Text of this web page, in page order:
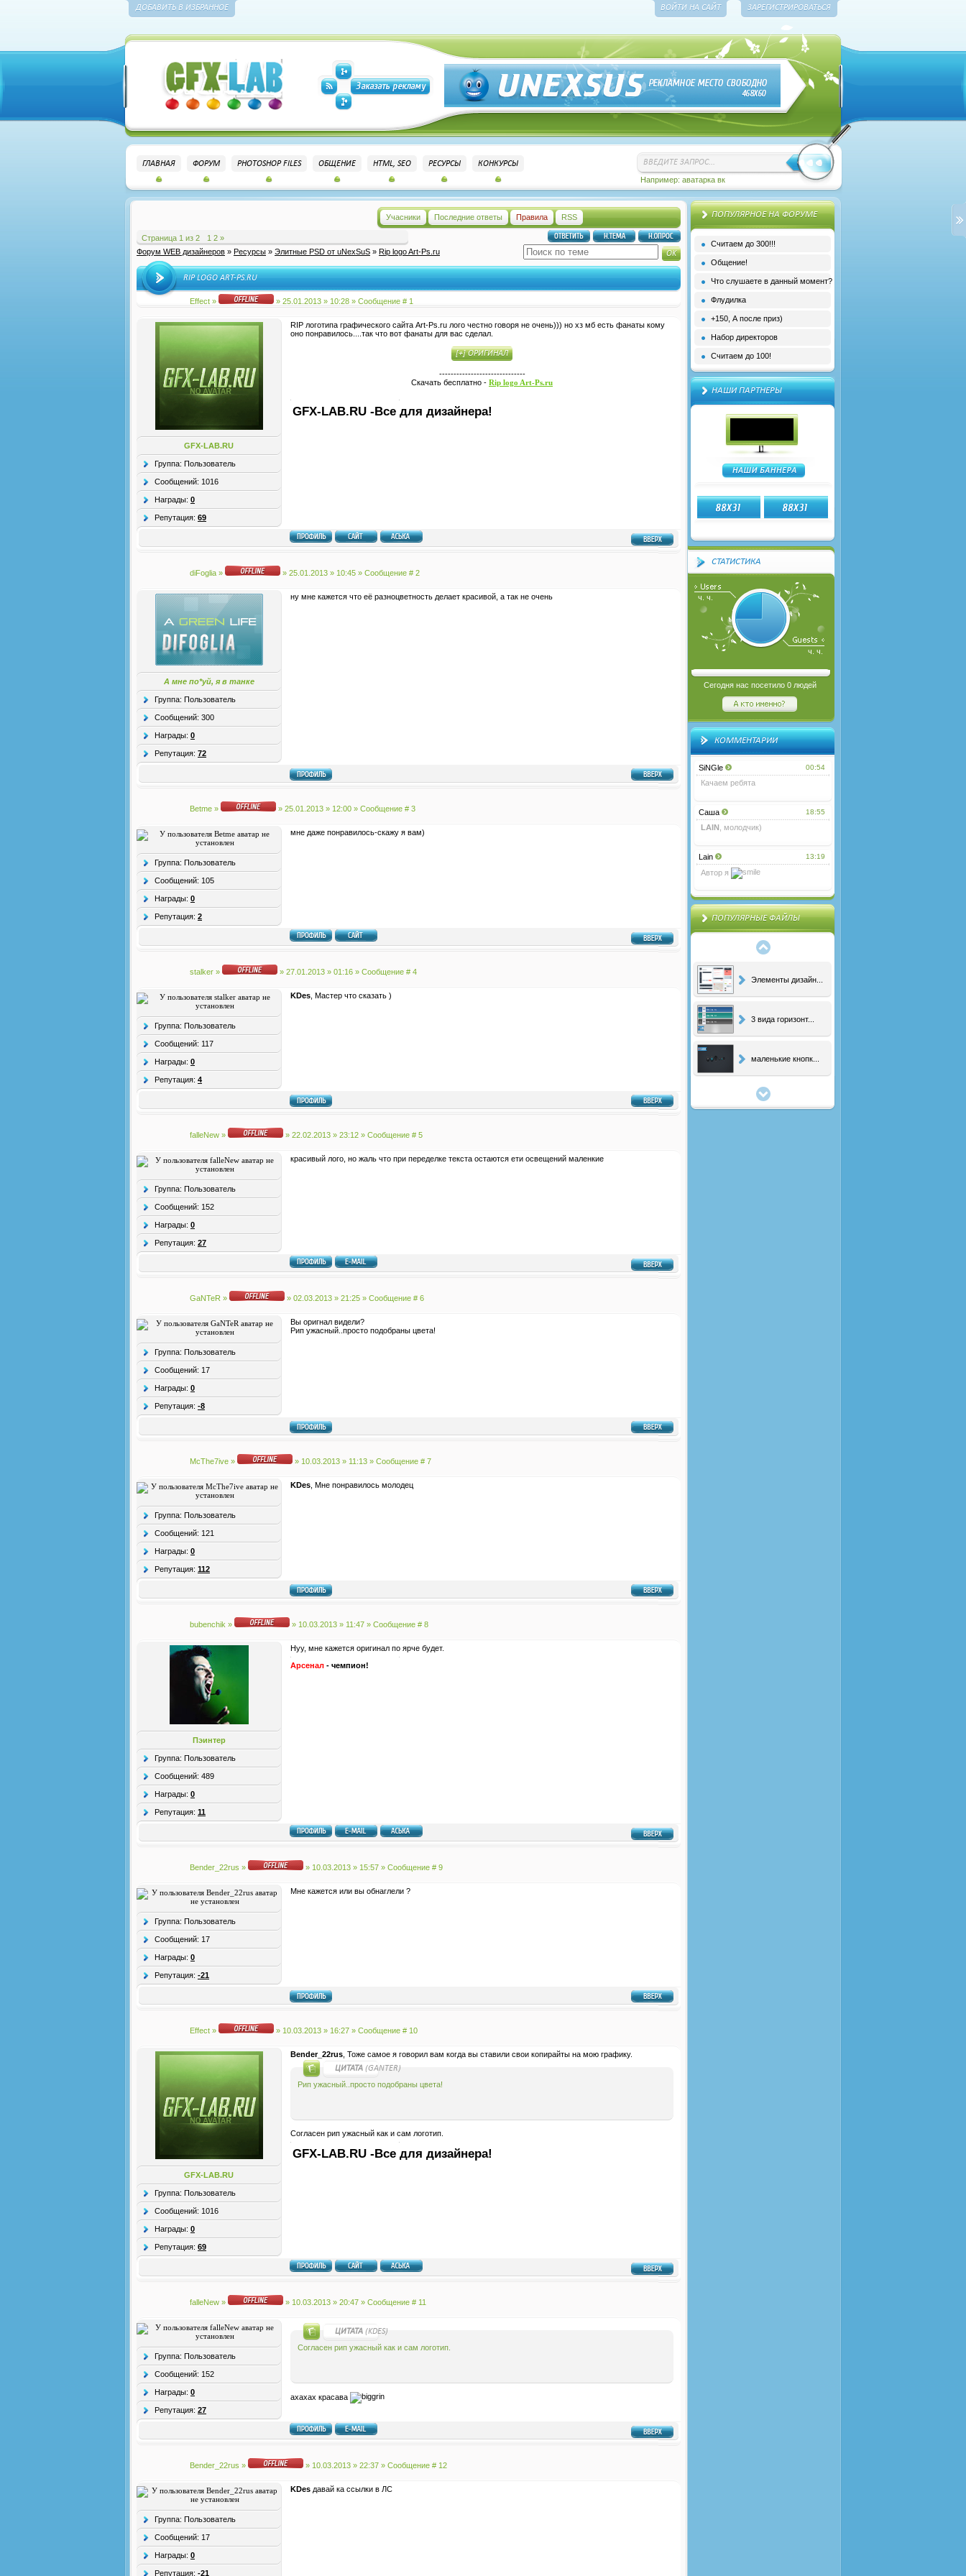
ДОБАВИТЬ В ИЗБРАННОЕ ЗАРЕГИСТРИРОВАТЬСЯ
ВОЙТИ НА САЙТ
ГЛАВНАЯ ФОРУМ PHOTOSHOP FILES ОБЩЕНИЕ HTML, SEO РЕСУРСЫ
КОНКУРСЫ
Например: аватарка вк
ПОПУЛЯРНОЕ НА ФОРУМЕ
Считаем до 300!!!
Общение!
Что слушаете в данный момент?
Флудилка
+150, А после приз)
Набор директоров
Считаем до 100!
НАШИ ПАРТНЕРЫ
СТАТИСТИКА
ч. ч.
ч. ч.
Сегодня нас посетило 0 людей
КОММЕНТАРИИ
00:54
SiNGle
Качаем ребята
18:55
Саша
LAIN , молодчик)
13:19
Lain
Автор я
ПОПУЛЯРНЫЕ ФАЙЛЫ
psd вид коммент...
мини-чат для тв...
Темный музыкаль...
Элементы дизайн...
3 вида горизонт...
маленькие кнопк...
Текстовый Редак...
Набор элементов
Учасники Последние ответы Правила RSS
Страница 1 из 2 1 2 »
Форум WEB дизайнеров » Ресурсы » Элитные PSD от uNexSuS » Rip logo Art-Ps.ru
RIP LOGO ART-PS.RU
Effect » » 25.01.2013 » 10:28 » Сообщение # 1
GFX-LAB.RU
Группа: Пользователь
Сообщений: 1016
Награды: 0
Репутация: 69
RIP логотипа графического сайта Art-Ps.ru лого честно говоря не очень))) но хз мб есть фанаты кому
оно понравилось....так что вот фанаты для вас сделал.
------------------------------
Скачать бесплатно - Rip logo Art-Ps.ru
GFX-LAB.RU -Все для дизайнера!
diFoglia » » 25.01.2013 » 10:45 » Сообщение # 2
А мне по*уй, я в танке
Группа: Пользователь
Сообщений: 300
Награды: 0
Репутация: 72
ну мне кажется что её разноцветность делает красивой, а так не очень
Betme » » 25.01.2013 » 12:00 » Сообщение # 3
Группа: Пользователь
Сообщений: 105
Награды: 0
Репутация: 2
мне даже понравилось-скажу я вам)
stalker » » 27.01.2013 » 01:16 » Сообщение # 4
Группа: Пользователь
Сообщений: 117
Награды: 0
Репутация: 4
KDes , Мастер что сказать )
falleNew » » 22.02.2013 » 23:12 » Сообщение # 5
Группа: Пользователь
Сообщений: 152
Награды: 0
Репутация: 27
красивый лого, но жаль что при переделке текста остаются ети освещений маленкие
GaNTeR » » 02.03.2013 » 21:25 » Сообщение # 6
Группа: Пользователь
Сообщений: 17
Награды: 0
Репутация: -8
Вы оригнал видели?
Рип ужасный..просто подобраны цвета!
McThe7ive » » 10.03.2013 » 11:13 » Сообщение # 7
Группа: Пользователь
Сообщений: 121
Награды: 0
Репутация: 112
KDes , Мне понравилось молодец
bubenchik » » 10.03.2013 » 11:47 » Сообщение # 8
Пэинтер
Группа: Пользователь
Сообщений: 489
Награды: 0
Репутация: 11
Нуу, мне кажется оригинал по ярче будет.
Арсенал - чемпион!
Bender_22rus » » 10.03.2013 » 15:57 » Сообщение # 9
Группа: Пользователь
Сообщений: 17
Награды: 0
Репутация: -21
Мне кажется или вы обнаглели ?
Effect » » 10.03.2013 » 16:27 » Сообщение # 10
GFX-LAB.RU
Группа: Пользователь
Сообщений: 1016
Награды: 0
Репутация: 69
Bender_22rus , Тоже самое я говорил вам когда вы ставили свои копирайты на мою графику.
ЦИТАТА (GANTER)
Рип ужасный..просто подобраны цвета!
Согласен рип ужасный как и сам логотип.
GFX-LAB.RU -Все для дизайнера!
falleNew » » 10.03.2013 » 20:47 » Сообщение # 11
Группа: Пользователь
Сообщений: 152
Награды: 0
Репутация: 27
ЦИТАТА (KDES)
Согласен рип ужасный как и сам логотип.
ахахах красава
Bender_22rus » » 10.03.2013 » 22:37 » Сообщение # 12
Группа: Пользователь
Сообщений: 17
Награды: 0
Репутация: -21
KDes давай ка ссылки в ЛС